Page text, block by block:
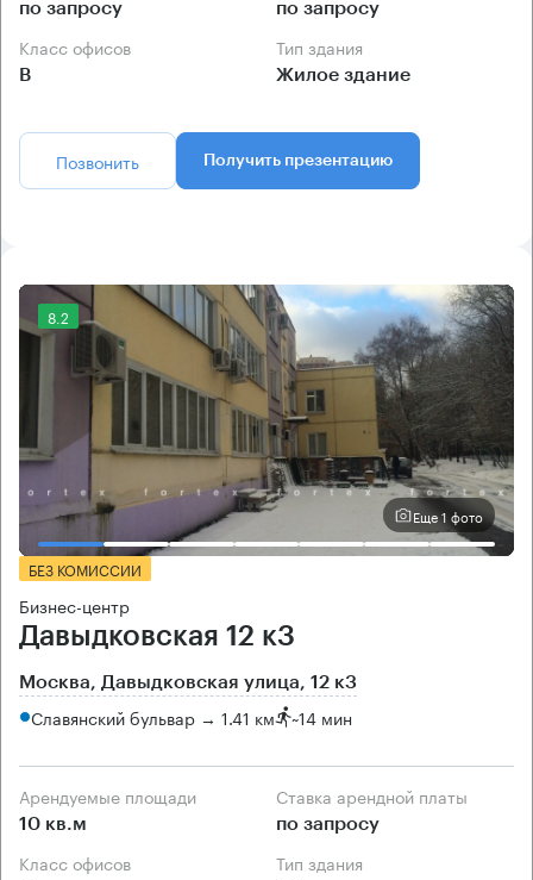
по запросу по запросу
Класс офисов
B
Тип здания
Жилое здание
Позвонить Получить презентацию
8.2
Еще 1 фото
БЕЗ КОМИССИИ
Бизнес-центр
Давыдковская 12 к3
Москва, Давыдковская улица, 12 к3
Славянский бульвар → 1.41 км ~14 мин
Арендуемые площади
10 кв.м
Ставка арендной платы
по запросу
Класс офисов Тип здания